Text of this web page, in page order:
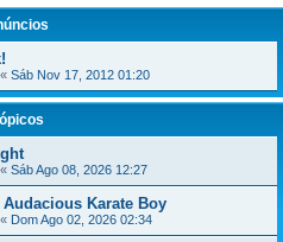
« Sáb Nov 17, 2012 01:20
« Sáb Ago 08, 2026 12:27
Karate Boy
« Dom Ago 02, 2026 02:34